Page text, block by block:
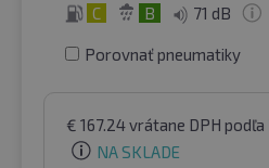
C B 71 dB
Porovnať pneumatiky
€ 167.24vrátane DPH podľa
NA SKLADE